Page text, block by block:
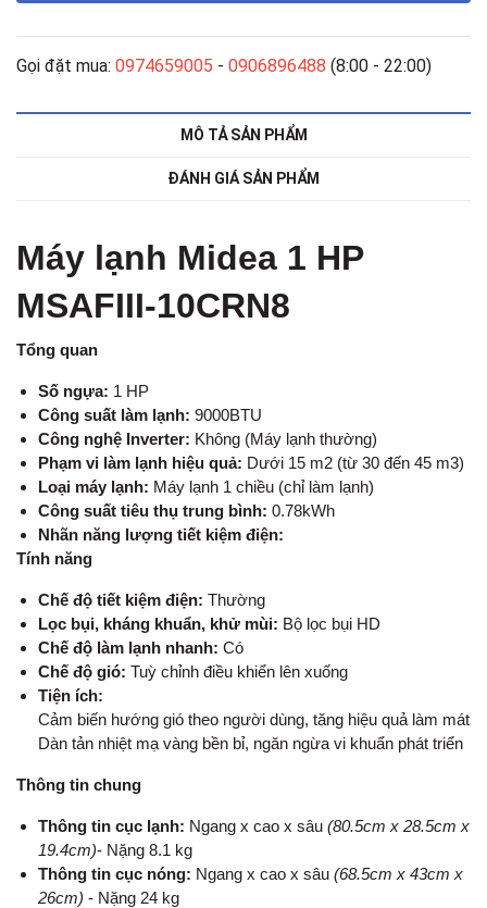
Gọi đặt mua: 0974659005 - 0906896488 (8:00 - 22:00)
MÔ TẢ SẢN PHẨM
ĐÁNH GIÁ SẢN PHẨM
Máy lạnh Midea 1 HP
MSAFIII-10CRN8
Tổng quan
Số ngựa: 1 HP
Công suất làm lạnh: 9000BTU
Công nghệ Inverter: Không (Máy lạnh thường)
Phạm vi làm lạnh hiệu quả: Dưới 15 m2 (từ 30 đến 45 m3)
Loại máy lạnh: Máy lạnh 1 chiều (chỉ làm lạnh)
Công suất tiêu thụ trung bình: 0.78kWh
Nhãn năng lượng tiết kiệm điện:
Tính năng
Chế độ tiết kiệm điện: Thường
Lọc bụi, kháng khuẩn, khử mùi: Bộ lọc bụi HD
Chế độ làm lạnh nhanh: Có
Chế độ gió: Tuỳ chỉnh điều khiển lên xuống
Tiện ích:
Cảm biến hướng gió theo người dùng, tăng hiệu quả làm mát
Dàn tản nhiệt mạ vàng bền bỉ, ngăn ngừa vi khuẩn phát triển
Thông tin chung
Thông tin cục lạnh: Ngang x cao x sâu (80.5cm x 28.5cm x
19.4cm)- Nặng 8.1 kg
Thông tin cục nóng: Ngang x cao x sâu (68.5cm x 43cm x
26cm) - Nặng 24 kg